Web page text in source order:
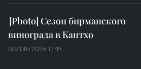
Сезон бирманского
винограда в Кантхо
08/08/2026 01:15